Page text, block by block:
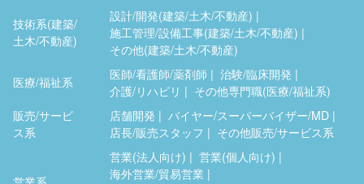
技術系(建築/
土木/不動産)
設計/開発(建築/土木/不動産)
施工管理/設備工事(建築/土木/不動産)
その他(建築/土木/不動産)
医療/福祉系
医師/看護師/薬剤師
治験/臨床開発
介護/リハビリ
その他専門職(医療/福祉系)
販売/サービ
ス系
店舗開発
バイヤー/スーパーバイザー/MD
店長/販売スタッフ
その他販売/サービス系
営業(法人向け)
営業(個人向け)
海外営業/貿易営業